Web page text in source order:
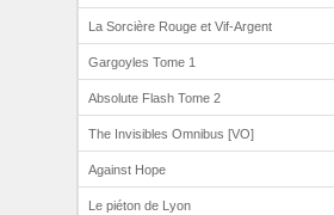
La Sorcière Rouge et Vif-Argent
Gargoyles Tome 1
Absolute Flash Tome 2
The Invisibles Omnibus [VO]
Against Hope
Le piéton de Lyon